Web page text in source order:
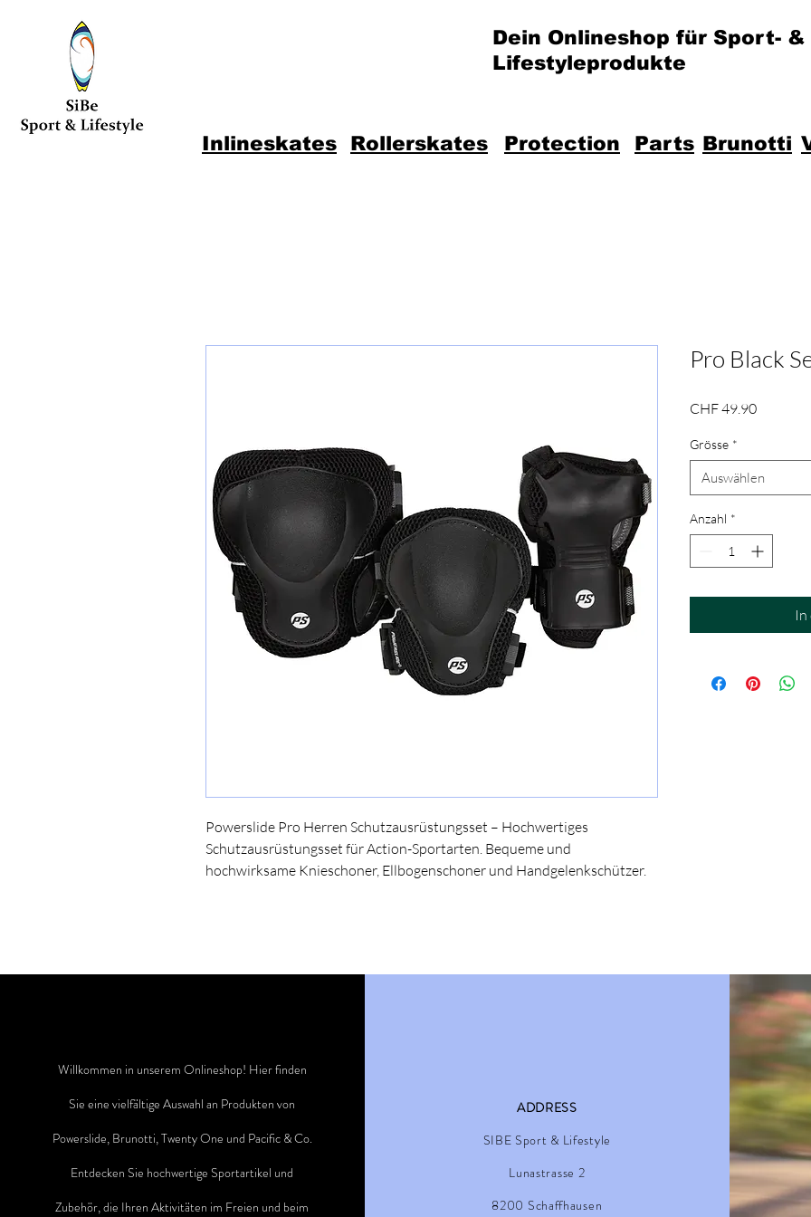
Dein Onlineshop für Sport- &
Lifestyleprodukte
Inlineskates Rollerskates Protection Parts Brunotti
Powerslide Pro Herren Schutzausrüstungsset – Hochwertiges
Schutzausrüstungsset für Action-Sportarten. Bequeme und
hochwirksame Knieschoner, Ellbogenschoner und Handgelenkschützer.
Pro Black
CHF 49.90Preis
Grösse *
Auswählen
Anzahl *
Willkommen in unserem Onlineshop! Hier finden
Sie eine vielfältige Auswahl an Produkten von
Powerslide, Brunotti, Twenty One und Pacific & Co.
Entdecken Sie hochwertige Sportartikel und
Zubehör, die Ihren Aktivitäten im Freien und beim
ADDRESS
SIBE Sport & Lifestyle
Lunastrasse 2
8200 Schaffhausen